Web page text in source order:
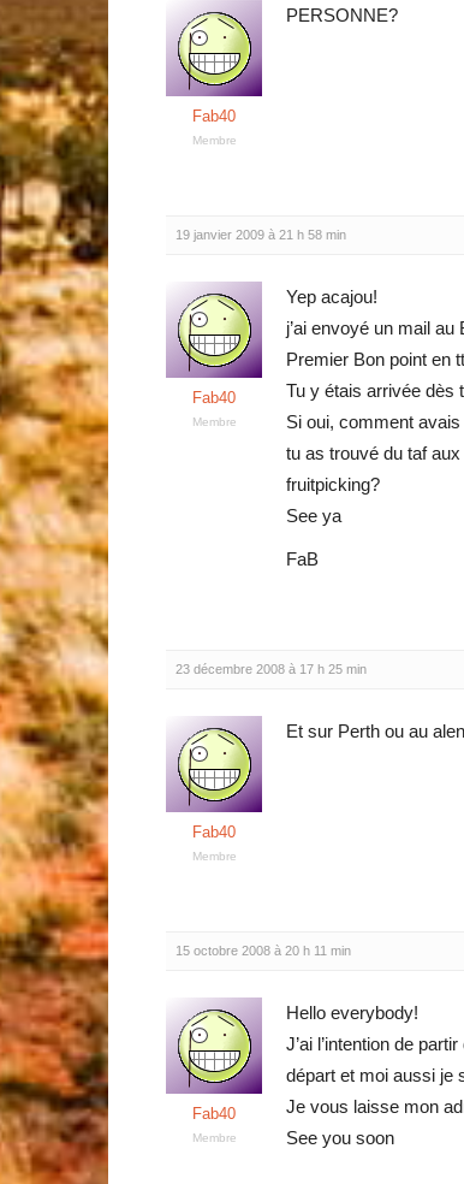
Fab40
Membre
PERSONNE?
19 janvier 2009 à 21 h 58 min
Fab40
Membre
Yep acajou!
j’ai envoyé un mail
Premier Bon point en
Tu y étais arrivée dès
Si oui, comment
tu as trouvé du taf
fruitpicking?
See ya
FaB
23 décembre 2008 à 17 h 25 min
Fab40
Membre
Et sur Perth ou au
15 octobre 2008 à 20 h 11 min
Fab40
Membre
Hello everybody!
J’ai l’intention de
départ et moi aussi je
Je vous laisse mon
See you soon